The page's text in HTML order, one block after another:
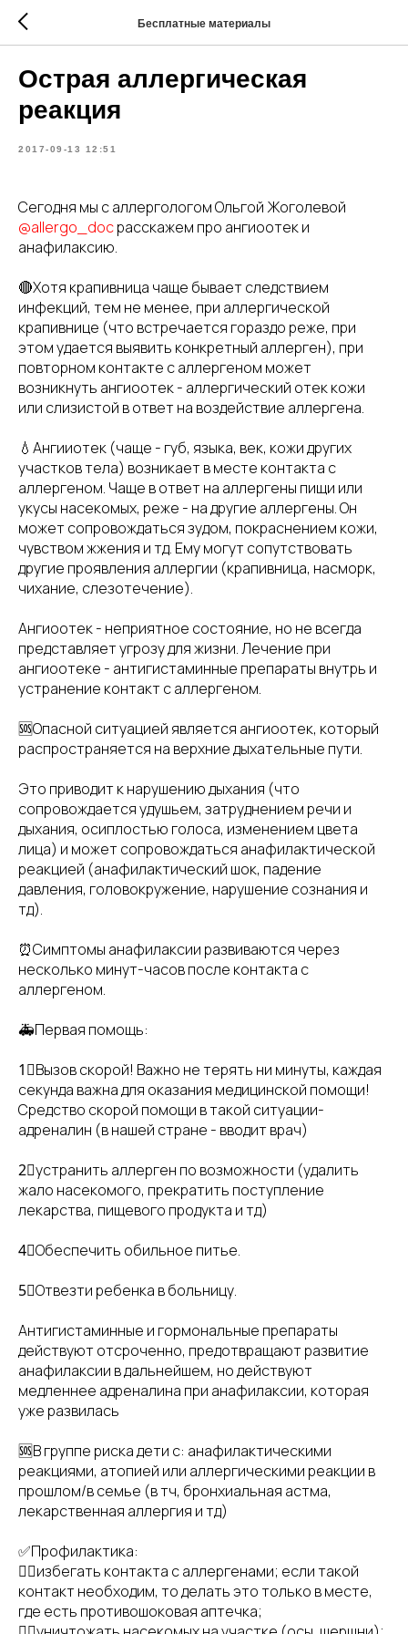
Бесплатные материалы
Острая аллергическая
реакция
2017-09-13 12:51
Сегодня мы с аллергологом Ольгой Жоголевой
@allergo_docрасскажем про ангиоотек и
анафилаксию.
🔴Хотя крапивница чаще бывает следствием
инфекций, тем не менее, при аллергической
крапивнице (что встречается гораздо реже, при
этом удается выявить конкретный аллерген), при
повторном контакте с аллергеном может
возникнуть ангиоотек - аллергический отек кожи
или слизистой в ответ на воздействие аллергена.
💧Ангииотек (чаще - губ, языка, век, кожи других
участков тела) возникает в месте контакта с
аллергеном. Чаще в ответ на аллергены пищи или
укусы насекомых, реже - на другие аллергены. Он
может сопровождаться зудом, покраснением кожи,
чувством жжения и тд. Ему могут сопутствовать
другие проявления аллергии (крапивница, насморк,
чихание, слезотечение).
Ангиоотек - неприятное состояние, но не всегда
представляет угрозу для жизни. Лечение при
ангиоотеке - антигистаминные препараты внутрь и
устранение контакт с аллергеном.
🆘Опасной ситуацией является ангиоотек, который
распространяется на верхние дыхательные пути.
Это приводит к нарушению дыхания (что
сопровождается удушьем, затруднением речи и
дыхания, осиплостью голоса, изменением цвета
лица) и может сопровождаться анафилактической
реакцией (анафилактический шок, падение
давления, головокружение, нарушение сознания и
тд).
⏰Симптомы анафилаксии развиваются через
несколько минут-часов после контакта с
аллергеном.
🚑Первая помощь:
1⃣Вызов скорой! Важно не терять ни минуты, каждая
секунда важна для оказания медицинской помощи!
Средство скорой помощи в такой ситуации-
адреналин (в нашей стране - вводит врач)
2⃣устранить аллерген по возможности (удалить
жало насекомого, прекратить поступление
лекарства, пищевого продукта и тд)
4⃣Обеспечить обильное питье.
5⃣Отвезти ребенка в больницу.
Антигистаминные и гормональные препараты
действуют отсроченно, предотвращают развитие
анафилаксии в дальнейшем, но действуют
медленнее адреналина при анафилаксии, которая
уже развилась
🆘В группе риска дети с: анафилактическими
реакциями, атопией или аллергическими реакции в
прошлом/в семье (в тч, бронхиальная астма,
лекарственная аллергия и тд)
✅Профилактика:
👉🏻избегать контакта с аллергенами; если такой
контакт необходим, то делать это только в месте,
где есть противошоковая аптечка;